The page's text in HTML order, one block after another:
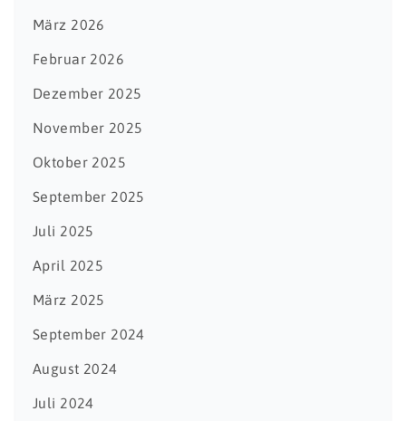
März 2026
Februar 2026
Dezember 2025
November 2025
Oktober 2025
September 2025
Juli 2025
April 2025
März 2025
September 2024
August 2024
Juli 2024